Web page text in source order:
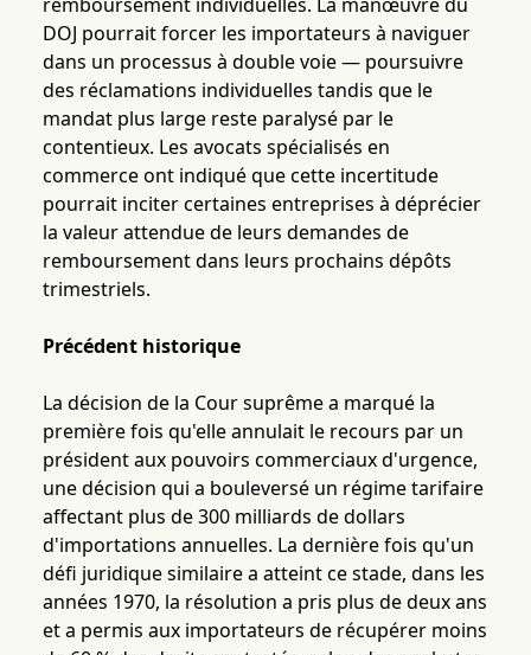
DOJ pourrait forcer les importateurs à naviguer
dans un processus à double voie — poursuivre
des réclamations individuelles tandis que le
mandat plus large reste paralysé par le
contentieux. Les avocats spécialisés en
commerce ont indiqué que cette incertitude
pourrait inciter certaines entreprises à déprécier
la valeur attendue de leurs demandes de
remboursement dans leurs prochains dépôts
trimestriels.
Précédent historique
La décision de la Cour suprême a marqué la
première fois qu'elle annulait le recours par un
président aux pouvoirs commerciaux d'urgence,
une décision qui a bouleversé un régime tarifaire
affectant plus de 300 milliards de dollars
d'importations annuelles. La dernière fois qu'un
défi juridique similaire a atteint ce stade, dans les
années 1970, la résolution a pris plus de deux ans
et a permis aux importateurs de récupérer moins